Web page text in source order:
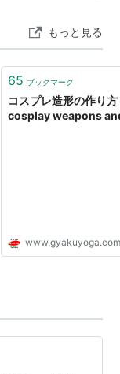
もっと見る
65 ブックマーク
コスプレ造形の作り
cosplay weapons